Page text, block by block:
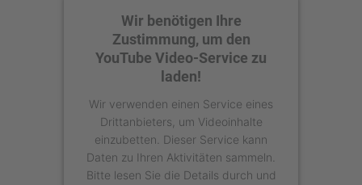
Wir benötigen Ihre
Zustimmung, um den
YouTube Video-Service zu
laden!
Wir verwenden einen Service eines
Drittanbieters, um Videoinhalte
einzubetten. Dieser Service kann
Daten zu Ihren Aktivitäten sammeln.
Bitte lesen Sie die Details durch und